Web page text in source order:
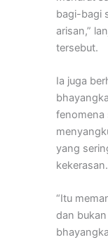
bagi-bagi
arisan,”
tersebut.
Ia juga
fenomena
yang
kekerasan.
“Itu
dan